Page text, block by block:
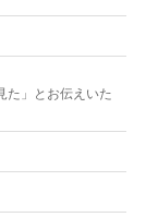
た」とお伝えいた